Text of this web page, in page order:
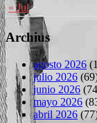
« Jul
Archius
agosto 2026
julio 2026
junio 2026
mayo 2026
abril 2026